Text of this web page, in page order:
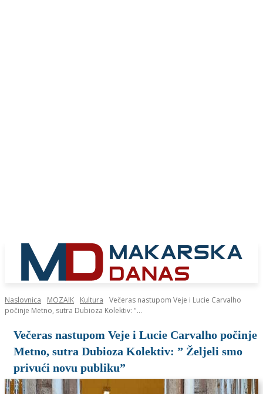
Naslovnica MOZAIK Kultura
Večeras nastupom Veje i Lucie Carvalho
počinje Metno, sutra Dubioza Kolektiv: "...
Večeras nastupom Veje i Lucie Carvalho počinje
Metno, sutra Dubioza Kolektiv: ” Željeli smo
privući novu publiku”